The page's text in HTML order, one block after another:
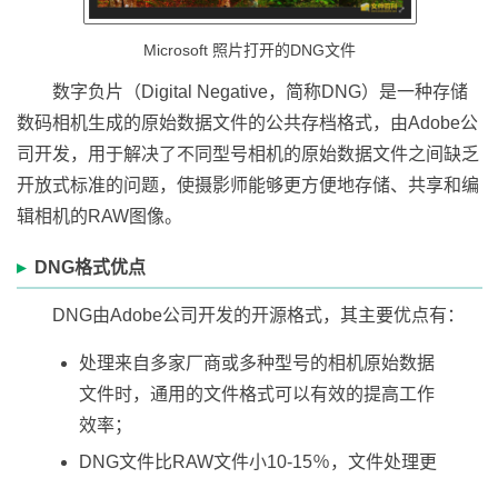
Microsoft 照片打开的DNG文件
数字负片（Digital Negative，简称DNG）是一种存储
数码相机生成的原始数据文件的公共存档格式，由Adobe公
司开发，用于解决了不同型号相机的原始数据文件之间缺乏
开放式标准的问题，使摄影师能够更方便地存储、共享和编
辑相机的RAW图像。
DNG格式优点
DNG由Adobe公司开发的开源格式，其主要优点有：
处理来自多家厂商或多种型号的相机原始数据
文件时，通用的文件格式可以有效的提高工作
效率；
DNG文件比RAW文件小10-15％，文件处理更